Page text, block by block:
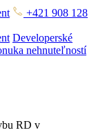
+421 908 128
Developerské
nehnuteľností
RD v